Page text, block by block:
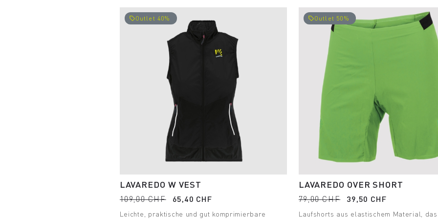
local_offerOutlet 40%
LAVAREDO W VEST
109,00 CHF 65,40 CHF
Leichte, praktische und gut komprimierbare
local_offerOutlet 50%
LAVAREDO OVER SHORT
79,00 CHF 39,50 CHF
Laufshorts aus elastischem Material,